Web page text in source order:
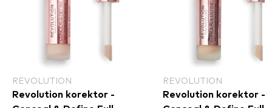
REVOLUTION
Revolution korektor -
REVOLUTION
Revolution korektor -